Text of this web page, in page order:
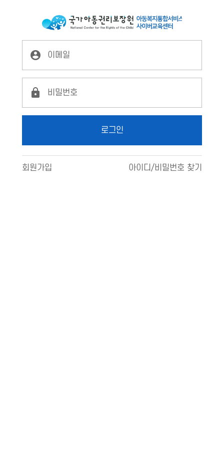
LX2
로그인
회원가입 아이디/비밀번호 찾기